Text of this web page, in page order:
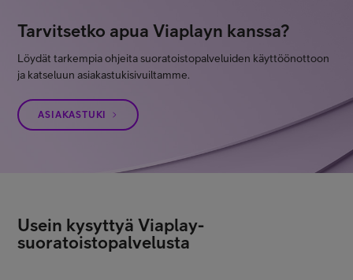
Tarvitsetko apua Viaplayn kanssa?
Löydät tarkempia ohjeita suoratoistopalveluiden käyttöönottoon
ja katseluun asiakastukisivuiltamme.
ASIAKASTUKI
Usein kysyttyä Viaplay-
suoratoistopalvelusta